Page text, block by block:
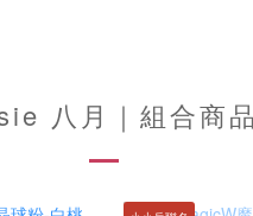
八月｜組合商品